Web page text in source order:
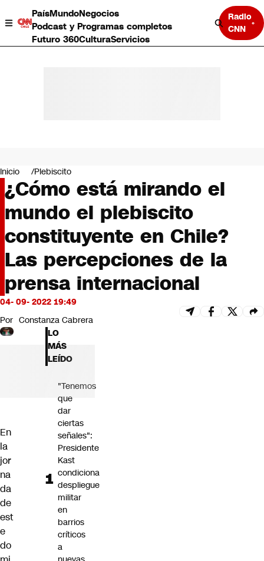
PaísMundoNegocios
Podcast y Programas completos
Futuro 360CulturaServicios
Radio
CNN
Negocios
Deportes
Programas completos
Cultura
Servicios
Bits
CNN tiempo
Futuro 360
Opinión
Inicio Plebiscito
¿Cómo está mirando el
mundo el plebiscito
constituyente en Chile?
Las percepciones de la
prensa internacional
04- 09- 2022 19:49
Por Constanza Cabrera
En
la
jor
na
da
de
est
e
do
LO
MÁS
LEÍDO
"Tenemos
que
dar
ciertas
señales":
Presidente
Kast
condiciona
despliegue
militar
en
barrios
críticos
a